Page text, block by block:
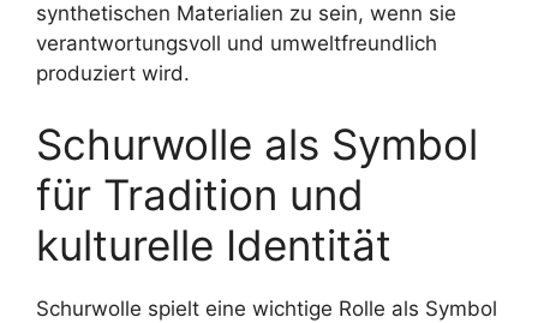
synthetischen Materialien zu sein, wenn sie
verantwortungsvoll und umweltfreundlich
produziert wird.
Schurwolle als Symbol
für Tradition und
kulturelle Identität
Schurwolle spielt eine wichtige Rolle als Symbol